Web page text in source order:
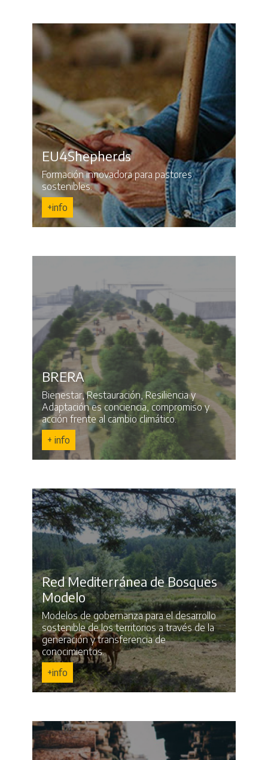
EU4Shepherds
Formación innovadora para pastores
sostenibles.
+info
BRERA
Bienestar, Restauración, Resiliencia y
Adaptación es conciencia, compromiso y
acción frente al cambio climático.
+ info
Red Mediterránea de Bosques
Modelo
Modelos de gobernanza para el desarrollo
sostenible de los territorios a través de la
generación y transferencia de
conocimientos.
+info